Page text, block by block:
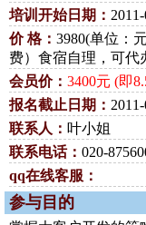
培训开始日期：
价 格： 3980(单位：
费）食宿自理，可代
会员价： 3400元 (即
报名截止日期：
联系人： 叶小姐
联系电话： 020-
qq在线客服：
参与目的